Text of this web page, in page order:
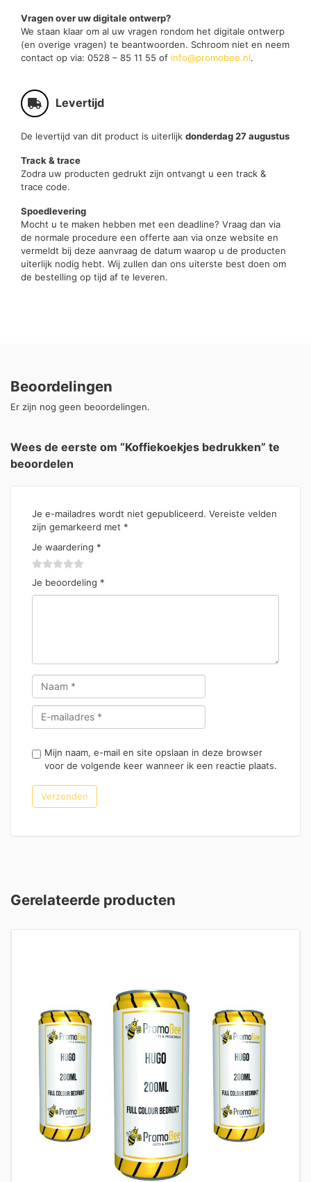
Vragen over uw digitale ontwerp?
We staan klaar om al uw vragen rondom het digitale ontwerp
(en overige vragen) te beantwoorden. Schroom niet en neem
contact op via: 0528 – 85 11 55 of info@promobee.nl.
Levertijd
De levertijd van dit product is uiterlijk donderdag 27 augustus
Track & trace
Zodra uw producten gedrukt zijn ontvangt u een track &
trace code.
Spoedlevering
Mocht u te maken hebben met een deadline? Vraag dan via
de normale procedure een offerte aan via onze website en
vermeldt bij deze aanvraag de datum waarop u de producten
uiterlijk nodig hebt. Wij zullen dan ons uiterste best doen om
de bestelling op tijd af te leveren.
Beoordelingen
Er zijn nog geen beoordelingen.
Wees de eerste om “Koffiekoekjes bedrukken” te
beoordelen
Je e-mailadres wordt niet gepubliceerd. Vereiste velden
zijn gemarkeerd met *
Je waardering *
Je beoordeling *
Mijn naam, e-mail en site opslaan in deze browser
voor de volgende keer wanneer ik een reactie plaats.
Gerelateerde producten